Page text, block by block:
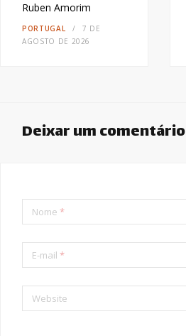
Ruben Amorim
PORTUGAL
7 DE
AGOSTO DE 2026
Deixar um comentário
Nome *
E-mail *
Website